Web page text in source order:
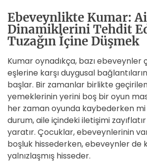
Ebeveynlikte Kumar:
Dinamiklerini Tehdit
Tuzağın İçine Düşmek
Kumar oynadıkça, bazı ebeveynler
eşlerine karşı duygusal
başlar. Bir zamanlar birlikte
yemeklerinin yerini boş bir oyun
her zaman oyunda kaybederken mi
durum, aile içindeki iletişimi
yaratır. Çocuklar, ebeveynlerinin
boşluk hissederken, ebeveynler de
yalnızlaşmış hisseder.